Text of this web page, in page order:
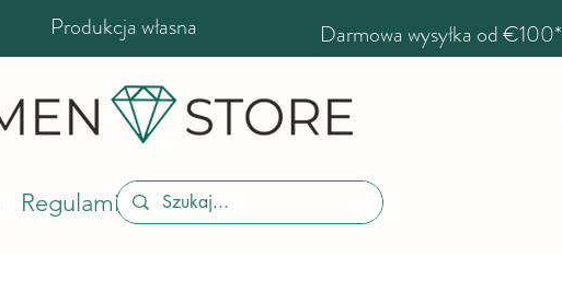
Produkcja własna Darmowa wysyłka od €100*
Regulamin sklepu